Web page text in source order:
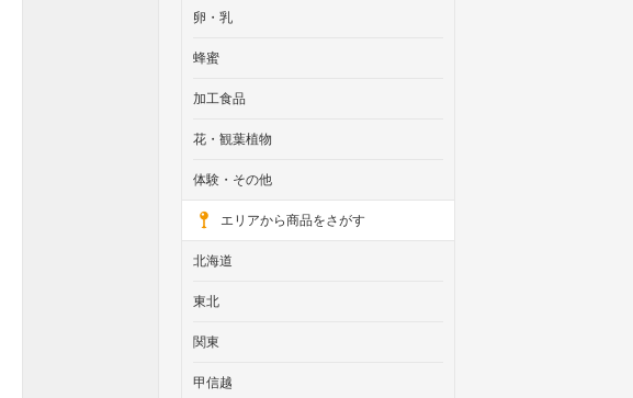
卵・乳
蜂蜜
加工食品
花・観葉植物
体験・その他
エリアから商品をさがす
北海道
東北
関東
甲信越